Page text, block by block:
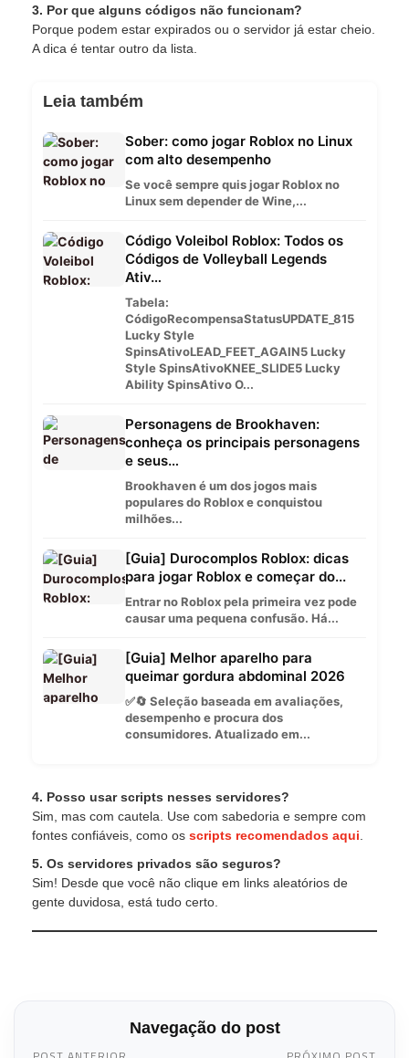
3. Por que alguns códigos não funcionam?
Porque podem estar expirados ou o servidor já estar cheio.
A dica é tentar outro da lista.
Leia também
Sober: como jogar Roblox no Linux
com alto desempenho
Se você sempre quis jogar Roblox no
Linux sem depender de Wine,...
Código Voleibol Roblox: Todos os
Códigos de Volleyball Legends
Ativ…
Tabela:
CódigoRecompensaStatusUPDATE_815
Lucky Style
SpinsAtivoLEAD_FEET_AGAIN5 Lucky
Style SpinsAtivoKNEE_SLIDE5 Lucky
Ability SpinsAtivo O...
Personagens de Brookhaven:
conheça os principais personagens
e seus…
Brookhaven é um dos jogos mais
populares do Roblox e conquistou
milhões...
[Guia] Durocomplos Roblox: dicas
para jogar Roblox e começar do...
Entrar no Roblox pela primeira vez pode
causar uma pequena confusão. Há...
[Guia] Melhor aparelho para
queimar gordura abdominal 2026
✅🔄 Seleção baseada em avaliações,
desempenho e procura dos
consumidores. Atualizado em...
4. Posso usar scripts nesses servidores?
Sim, mas com cautela. Use com sabedoria e sempre com
fontes confiáveis, como os scripts recomendados aqui
5. Os servidores privados são seguros?
Sim! Desde que você não clique em links aleatórios de
gente duvidosa, está tudo certo.
Navegação do post